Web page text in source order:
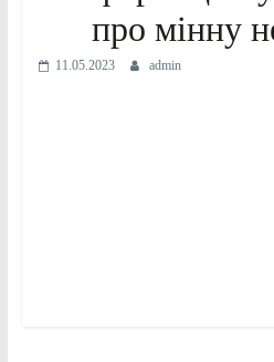
про мінну
11.05.2023 admin